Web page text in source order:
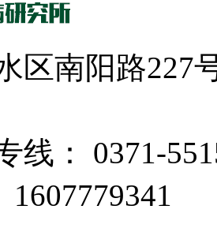
区南阳路227
线： 0371-
1607779341